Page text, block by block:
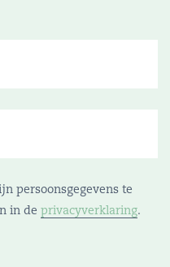
persoonsgegevens te
in de privacyverklaring.